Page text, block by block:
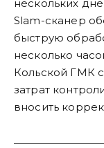
нескольких
Slam-сканер
быструю
несколько
Кольской ГМК
затрат
вносить